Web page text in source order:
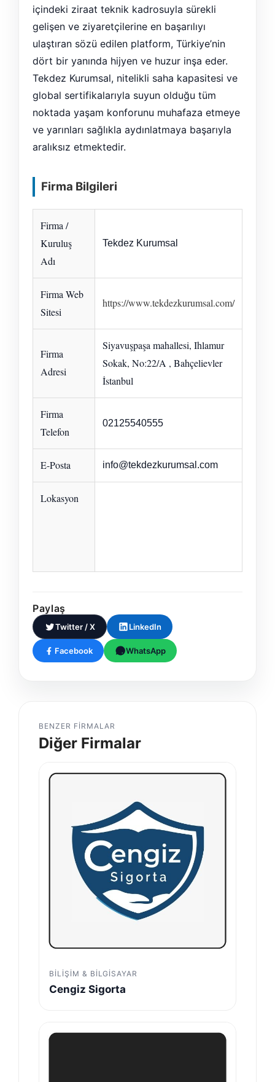
içindeki ziraat teknik kadrosuyla sürekli
gelişen ve ziyaretçilerine en başarılıyı
ulaştıran sözü edilen platform, Türkiye’nin
dört bir yanında hijyen ve huzur inşa eder.
Tekdez Kurumsal, nitelikli saha kapasitesi ve
global sertifikalarıyla suyun olduğu tüm
noktada yaşam konforunu muhafaza etmeye
ve yarınları sağlıkla aydınlatmaya başarıyla
aralıksız etmektedir.
Firma Bilgileri
Firma /
Kuruluş
Adı
Tekdez Kurumsal
Firma Web
Sitesi
https://www.tekdezkurumsal.com/
Firma
Adresi
Siyavuşpaşa mahallesi, Ihlamur
Sokak, No:22/A , Bahçelievler
İstanbul
Firma
Telefon
02125540555
E-Posta info@tekdezkurumsal.com
Lokasyon
Paylaş
Twitter / X LinkedIn
Facebook WhatsApp
BENZER FIRMALAR
Diğer Firmalar
BILIŞIM & BILGISAYAR
Cengiz Sigorta